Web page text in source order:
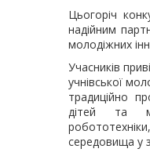
Цьогоріч
надійним
молодіжних
Учасників
учнівської
традиційно
дітей та
середовища у